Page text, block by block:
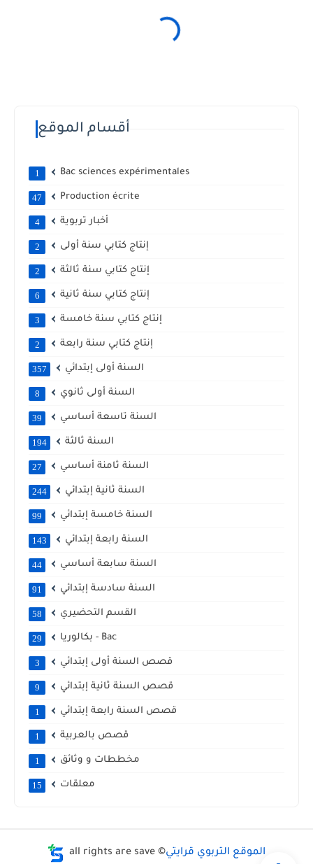
أقسام الموقع
Bac sciences expérimentales
1
Production écrite
47
أخبار تربوية 4
إنتاج كتابي سنة أولى 2
إنتاج كتابي سنة ثالثة 2
إنتاج كتابي سنة ثانية 6
إنتاج كتابي سنة خامسة 3
إنتاج كتابي سنة رابعة 2
السنة أولى إبتدائي 357
السنة أولى ثانوي 8
السنة تاسعة أساسي 39
السنة ثالثة 194
السنة ثامنة أساسي 27
السنة ثانية إبتدائي 244
السنة خامسة إبتدائي 99
السنة رابعة إبتدائي 143
السنة سابعة أساسي 44
السنة سادسة إبتدائي 91
القسم التحضيري 58
بكالوريا - Bac 29
قصص السنة أولى إبتدائي 3
قصص السنة ثانية إبتدائي 9
قصص السنة رابعة إبتدائي 1
قصص بالعربية 1
مخططات و وثائق 1
معلقات 15
all rights are save ©الموقع التربوي قرايتي